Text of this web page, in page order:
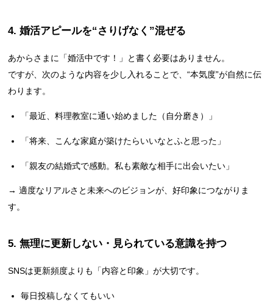
4. 婚活アピールを“さりげなく”混ぜる
あからさまに「婚活中です！」と書く必要はありません。
ですが、次のような内容を少し入れることで、“本気度”が自然に伝
わります。
「最近、料理教室に通い始めました（自分磨き）」
「将来、こんな家庭が築けたらいいなとふと思った」
「親友の結婚式で感動。私も素敵な相手に出会いたい」
→ 適度なリアルさと未来へのビジョンが、好印象につながりま
す。
5. 無理に更新しない・見られている意識を持つ
SNSは更新頻度よりも「内容と印象」が大切です。
毎日投稿しなくてもいい